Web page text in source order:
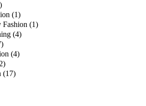
(1)
Fashion (1)
(4)
(4)
(17)